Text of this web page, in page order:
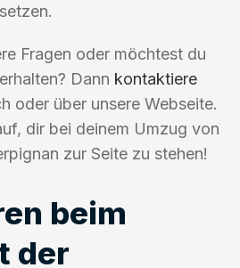
Fragen oder möchtest du
Dann kontaktiere
oder über unsere Webseite.
dir bei deinem Umzug von
zur Seite zu stehen!
beim
der